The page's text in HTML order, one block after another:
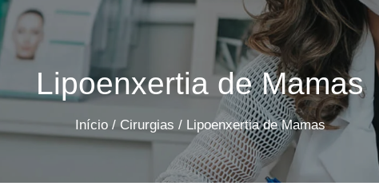
Lipoenxertia de Mamas
Início/ Cirurgias / Lipoenxertia de Mamas